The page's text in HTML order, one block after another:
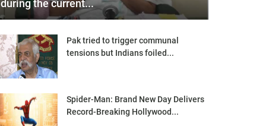
during the current...
Pak tried to trigger communal
tensions but Indians foiled...
Spider-Man: Brand New Day Delivers
Record-Breaking Hollywood...